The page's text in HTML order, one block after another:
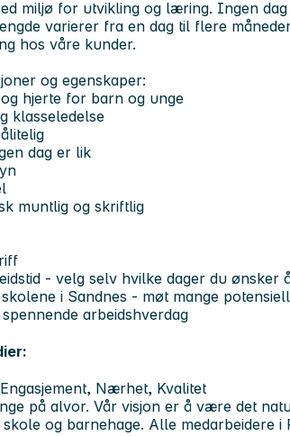
miljø for utvikling og læring. Ingen
varierer fra en dag til flere
hos våre kunder.
og egenskaper:
og hjerte for barn og unge
klasseledelse
dag er lik
muntlig og skriftlig
- velg selv hvilke dager du ønsker
i Sandnes - møt mange
arbeidshverdag
Nærhet, Kvalitet
på alvor. Vår visjon er å være det
og barnehage. Alle medarbeidere